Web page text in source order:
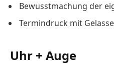
Bewusstmachung der
Termindruck mit
Uhr + Auge